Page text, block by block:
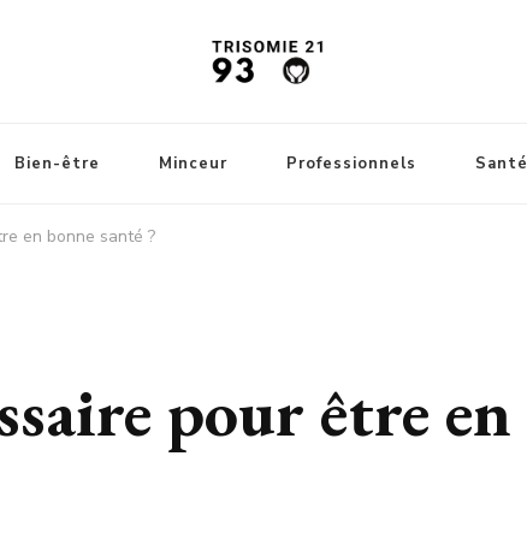
Bien-être Minceur Professionnels Santé
en bonne santé ?
pour être en